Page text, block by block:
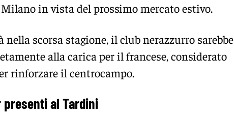
in vista del prossimo mercato estivo.
nella scorsa stagione, il club nerazzurro sarebbe
alla carica per il francese, considerato
rinforzare il centrocampo.
presenti al Tardini